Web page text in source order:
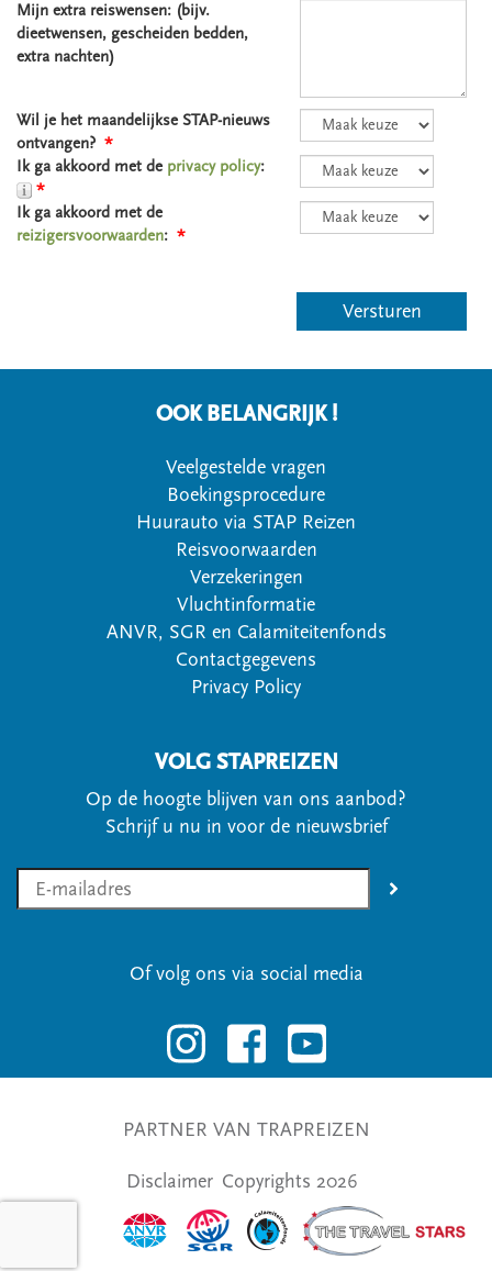
Mijn extra reiswensen: (bijv.
dieetwensen, gescheiden bedden,
extra nachten)
Wil je het maandelijkse STAP-nieuws
ontvangen? *
Ik ga akkoord met de privacy policy:
*
Ik ga akkoord met de
reizigersvoorwaarden: *
OOK BELANGRIJK !
Veelgestelde vragen
Boekingsprocedure
Huurauto via STAP Reizen
Reisvoorwaarden
Verzekeringen
Vluchtinformatie
ANVR, SGR en Calamiteitenfonds
Contactgegevens
Privacy Policy
VOLG STAPREIZEN
Op de hoogte blijven van ons aanbod?
Schrijf u nu in voor de nieuwsbrief
Of volg ons via social media
PARTNER VAN TRAPREIZEN
Disclaimer Copyrights 2026